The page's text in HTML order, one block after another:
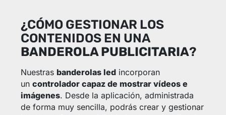
¿CÓMO GESTIONAR LOS
CONTENIDOS EN UNA
BANDEROLA PUBLICITARIA?
Nuestras banderolas ledincorporan
un controlador capaz de mostrar vídeos e
imágenes. Desde la aplicación, administrada
de forma muy sencilla, podrás crear y gestionar